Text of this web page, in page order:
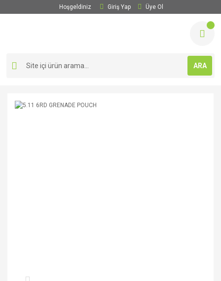
Hoşgeldiniz Giriş Yap Üye Ol
ARA